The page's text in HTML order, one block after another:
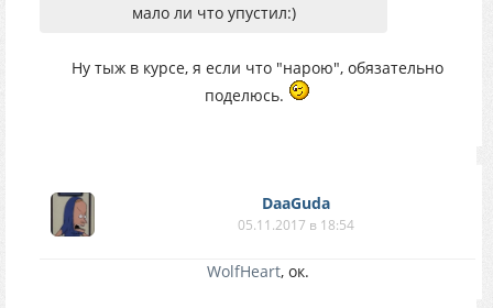
мало ли что упустил:)
Ну тыж в курсе, я если что "нарою", обязательно
поделюсь.
DaaGuda
05.11.2017 в 18:54
WolfHeart, ок.